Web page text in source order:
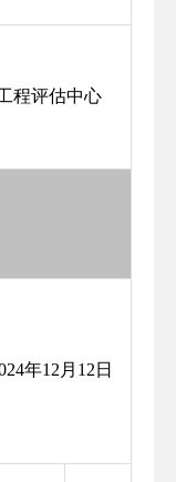
程评估中心
年12月12日